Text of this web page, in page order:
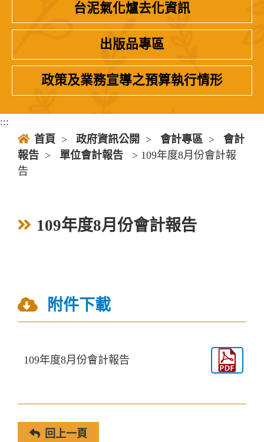
台泥氣化爐去化資訊
出版品專區
政策及業務宣導之預算執行情形
:::
首頁 > 政府資訊公開 > 會計專區 >
會計
報告 > 單位會計報告
> 109年度8月份會計報
告
109年度8月份會計報告
附件下載
109年度8月份會計報告
回上一頁